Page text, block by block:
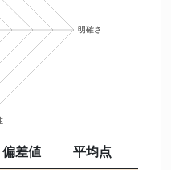
偏差値 平均点